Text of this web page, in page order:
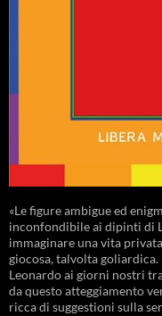
«Le figure ambigue ed
inconfondibile ai dipinti di
immaginare una vita
giocosa, talvolta
Leonardo ai giorni nostri
da questo atteggiamento
ricca di suggestioni sulla